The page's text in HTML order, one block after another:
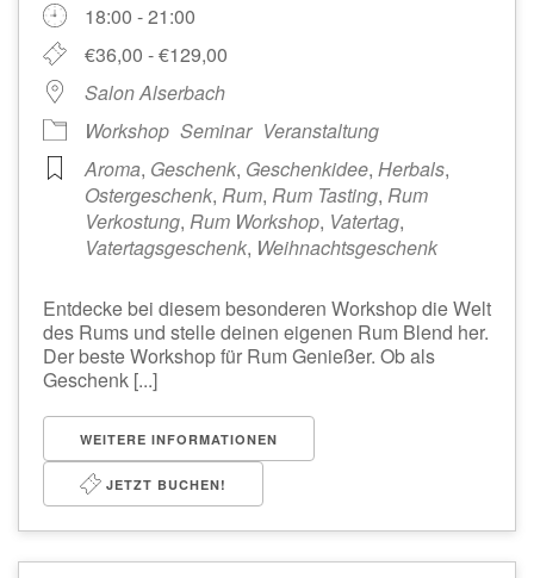
18:00 - 21:00
€36,00 - €129,00
Salon Alserbach
Workshop Seminar Veranstaltung
Aroma, Geschenk, Geschenkidee, Herbals,
Ostergeschenk, Rum, Rum Tasting, Rum
Verkostung, Rum Workshop, Vatertag,
Vatertagsgeschenk, Weihnachtsgeschenk
Entdecke bei diesem besonderen Workshop die Welt
des Rums und stelle deinen eigenen Rum Blend her.
Der beste Workshop für Rum Genießer. Ob als
Geschenk [...]
WEITERE INFORMATIONEN
JETZT BUCHEN!